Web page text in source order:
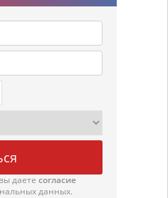
даете согласие
данных.